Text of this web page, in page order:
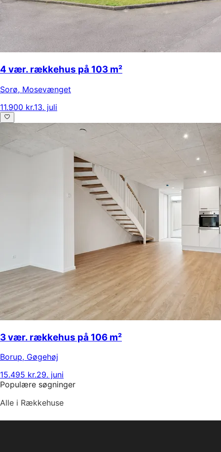
4 vær. rækkehus på 103 m²
Sorø, Mosevænget
11.900 kr.13. juli
3 vær. rækkehus på 106 m²
Borup, Gøgehøj
15.495 kr.29. juni
Populære søgninger
Alle i Rækkehuse